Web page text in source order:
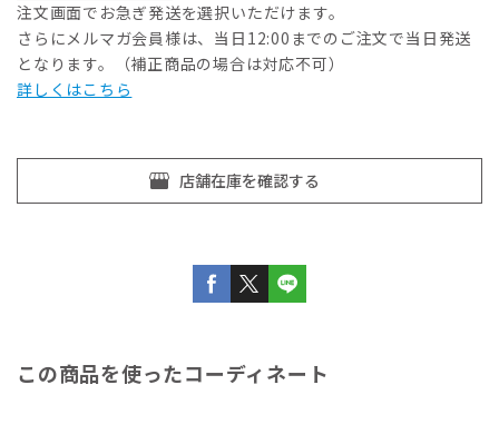
注文画面でお急ぎ発送を選択いただけます。
さらにメルマガ会員様は、当日12:00までのご注文で当日発送
となります。（補正商品の場合は対応不可）
詳しくはこちら
この商品を使ったコーディネート